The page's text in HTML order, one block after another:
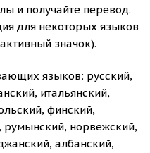
и получайте перевод.
для некоторых языков
значок).
языков: русский,
итальянский,
финский,
румынский, норвежский,
албанский,